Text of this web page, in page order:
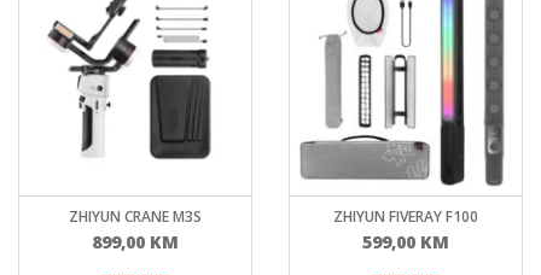
ZHIYUN CRANE M3S
899,00 KM
ZHIYUN FIVERAY F100
599,00 KM